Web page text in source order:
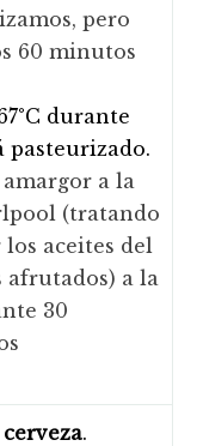
pero
60 minutos
durante
pasteurizado.
a la
(tratando
aceites del
afrutados) a la
30
.